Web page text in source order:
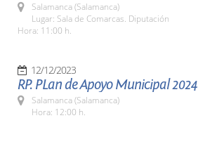
Salamanca (Salamanca)
Lugar: Sala de Comarcas. Diputación
Hora: 11:00 h.
12/12/2023
RP. PLan de Apoyo Municipal 2024
Salamanca (Salamanca)
Hora: 12:00 h.